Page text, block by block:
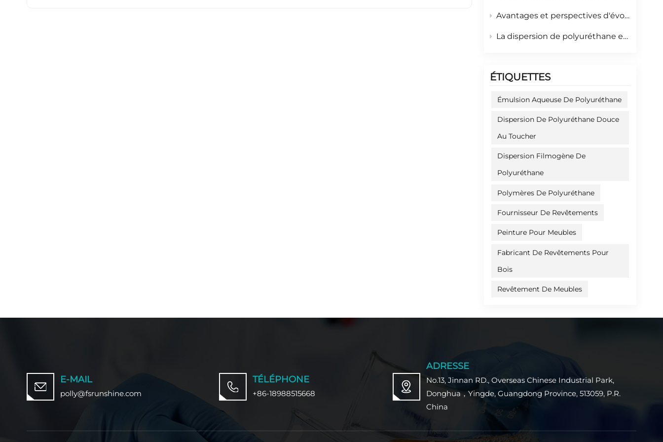
Avantages et perspectives d'évolution des dispersions de polyuréthane en phase aqueuse
La dispersion de polyuréthane en phase aqueuse comme nouveau matériau écologique haute performance
ÉTIQUETTES
Émulsion Aqueuse De Polyuréthane
Dispersion De Polyuréthane Douce
Au Toucher
Dispersion Filmogène De
Polyuréthane
Polymères De Polyuréthane
Fournisseur De Revêtements
Peinture Pour Meubles
Fabricant De Revêtements Pour
Bois
Revêtement De Meubles
E-MAIL
polly@fsrunshine.com
TÉLÉPHONE
+86-18988515668
ADRESSE
No.13, Jinnan RD., Overseas Chinese Industrial Park,
Donghua，Yingde, Guangdong Province, 513059, P.R.
China